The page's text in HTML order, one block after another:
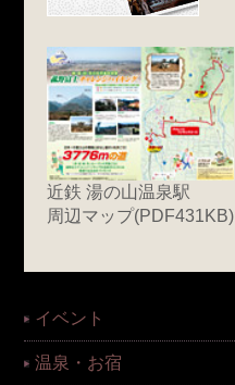
近鉄 湯の山温泉駅
周辺マップ(PDF431KB)
イベント
温泉・お宿